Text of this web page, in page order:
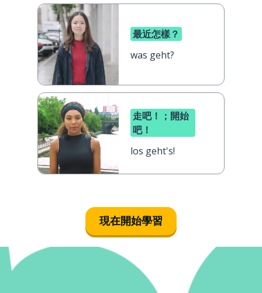
最近怎樣？
was geht?
走吧！；開始
吧！
los geht's!
現在開始學習